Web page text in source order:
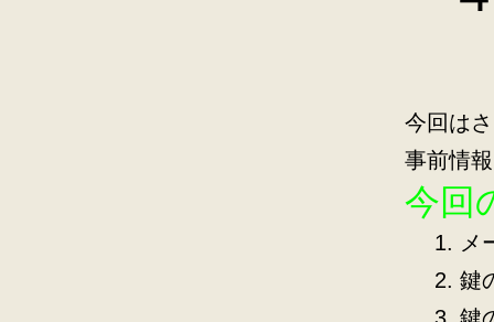
今回は
事前情
今回
メ
鍵